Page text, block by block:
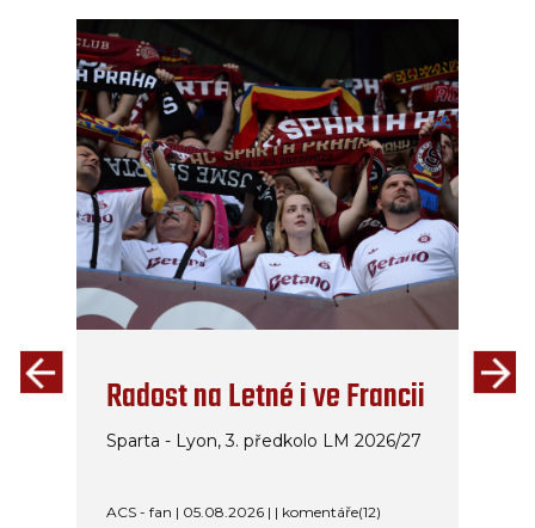
Radost na Letné i ve Francii
Sparta - Lyon, 3. předkolo LM 2026/27
ACS - fan | 05.08.2026 | | komentáře(12)